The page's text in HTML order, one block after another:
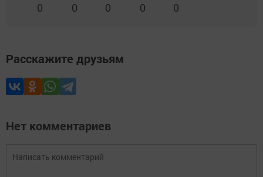
0 0 0 0 0
Расскажите друзьям
Нет комментариев